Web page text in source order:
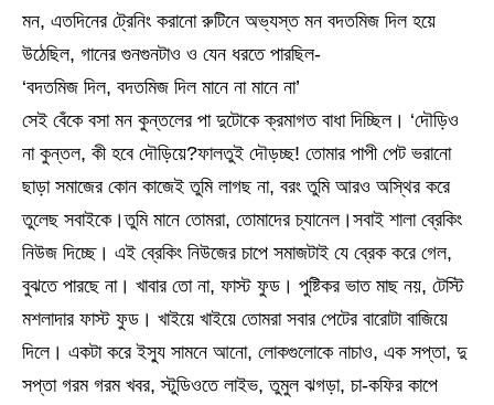
মন, এতদিনের ট্রেনিং করানো রুটিনে অভ্যস্ত মন বদতমিজ দিল হয়ে
উঠেছিল, গানের গুনগুনটাও ও যেন ধরতে পারছিল-
‘বদতমিজ দিল, বদতমিজ দিল মানে না মানে না’
সেই বেঁকে বসা মন কুন্তলের পা দুটোকে ক্রমাগত বাধা দিচ্ছিল। ‘দৌড়িও
না কুন্তল, কী হবে দৌড়িয়ে?ফালতুই দৌড়চ্ছ! তোমার পাপী পেট ভরানো
ছাড়া সমাজের কোন কাজেই তুমি লাগছ না, বরং তুমি আরও অস্থির করে
তুলেছ সবাইকে।তুমি মানে তোমরা, তোমাদের চ্যানেল।সবাই শালা ব্রেকিং
নিউজ দিচ্ছে। এই ব্রেকিং নিউজের চাপে সমাজটাই যে ব্রেক করে গেল,
বুঝতে পারছে না। খাবার তো না, ফাস্ট ফুড। পুষ্টিকর ভাত মাছ নয়, টেস্টি
মশলাদার ফাস্ট ফুড। খাইয়ে খাইয়ে তোমরা সবার পেটের বারোটা বাজিয়ে
দিলে। একটা করে ইস্যু সামনে আনো, লোকগুলোকে নাচাও, এক সপ্তা, দু
সপ্তা গরম গরম খবর, স্টুডিওতে লাইভ, তুমুল ঝগড়া, চা-কফির কাপে